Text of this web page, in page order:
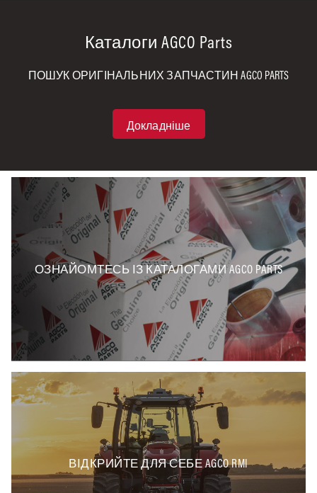
Каталоги AGCO Parts
ПОШУК ОРИГІНАЛЬНИХ ЗАПЧАСТИН AGCO PARTS
Докладніше
ОЗНАЙОМТЕСЬ ІЗ КАТАЛОГАМИ AGCO PARTS
ВІДКРИЙТЕ ДЛЯ СЕБЕ AGCO RMI